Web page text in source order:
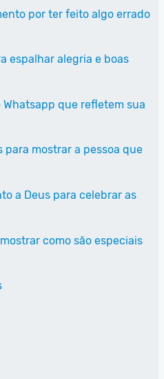
por ter feito algo errado
espalhar alegria e boas
que refletem sua
para mostrar a pessoa que
a Deus para celebrar as
como são especiais